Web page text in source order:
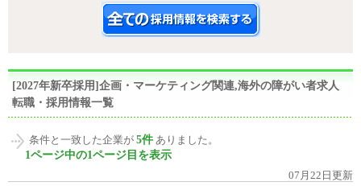
[2027年新卒採用]企画・マーケティング関連,海外の障がい者求人
転職・採用情報一覧
条件と一致した企業が 5件 ありました。
1ページ中の1ページ目を表示
07月22日更新